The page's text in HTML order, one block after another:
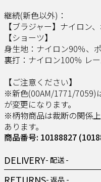
継続(新色以外)：
【ブラジャー】ナイロン
【ショーツ】
身生地：ナイロン90％、
裏打：ナイロン100％ レ
【ご注意ください】
※新色(00AM/1771/7059)
が変更になります。
※柄物商品は裁断の関係
あります。
商品番号: 10188827
DELIVERY- 配送 -
- 返品 -